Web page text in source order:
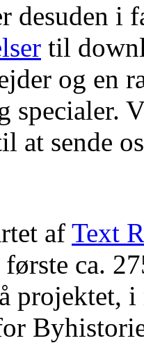
desuden i
til
og en
specialer.
at sende
af Text
ca.
projektet, i